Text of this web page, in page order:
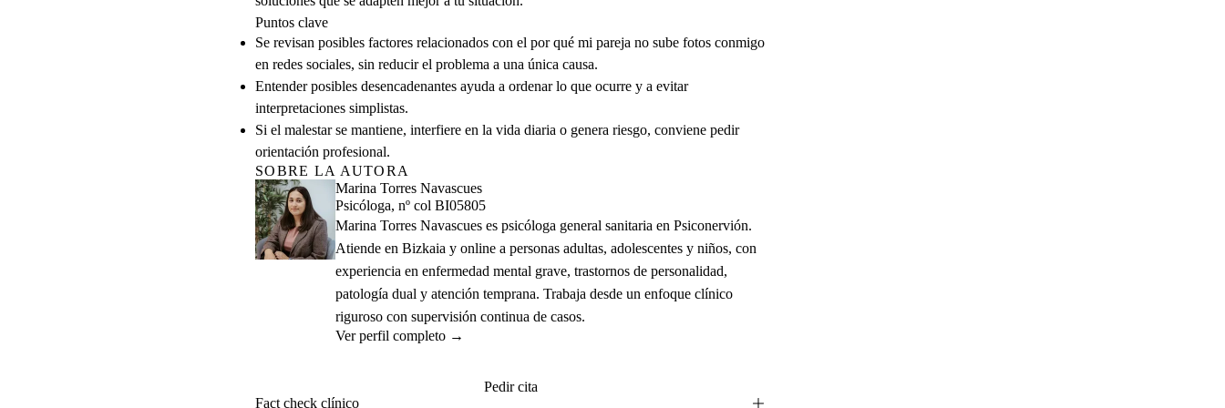
Puntos clave
Se revisan posibles factores relacionados con el por qué mi pareja no sube fotos conmigo
en redes sociales, sin reducir el problema a una única causa.
Entender posibles desencadenantes ayuda a ordenar lo que ocurre y a evitar
interpretaciones simplistas.
Si el malestar se mantiene, interfiere en la vida diaria o genera riesgo, conviene pedir
orientación profesional.
SOBRE LA AUTORA
Marina Torres Navascues
Psicóloga, nº col BI05805
Marina Torres Navascues es psicóloga general sanitaria en Psiconervión.
Atiende en Bizkaia y online a personas adultas, adolescentes y niños, con
experiencia en enfermedad mental grave, trastornos de personalidad,
patología dual y atención temprana. Trabaja desde un enfoque clínico
riguroso con supervisión continua de casos.
Ver perfil completo →
Pedir cita
Fact check clínico